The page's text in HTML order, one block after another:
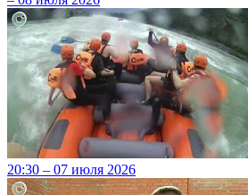
20:30 – 07 июля 2026